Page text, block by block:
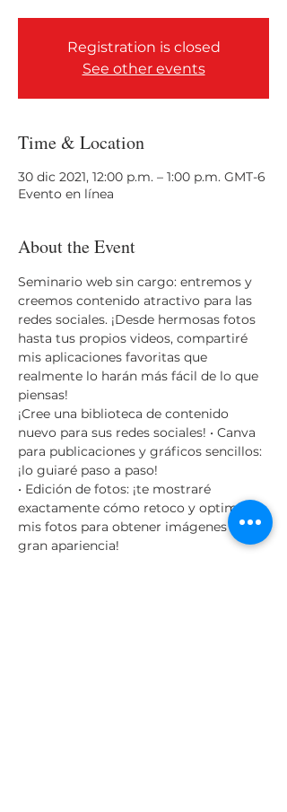
Registration is closed
See other events
Time & Location
30 dic 2021, 12:00 p.m. – 1:00 p.m. GMT-6
Evento en línea
About the Event
Seminario web sin cargo: entremos y
creemos contenido atractivo para las
redes sociales. ¡Desde hermosas fotos
hasta tus propios videos, compartiré
mis aplicaciones favoritas que
realmente lo harán más fácil de lo que
piensas!
¡Cree una biblioteca de contenido
nuevo para sus redes sociales! • Canva
para publicaciones y gráficos sencillos:
¡lo guiaré paso a paso!
• Edición de fotos: ¡te mostraré
exactamente cómo retoco y optimizo
mis fotos para obtener imágenes de
gran apariencia!